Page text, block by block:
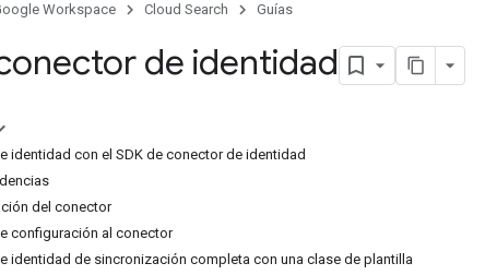
Workspace Cloud Search Guías
conector de identidad
identidad con el SDK de conector de identidad
del conector
configuración al conector
identidad de sincronización completa con una clase de plantilla